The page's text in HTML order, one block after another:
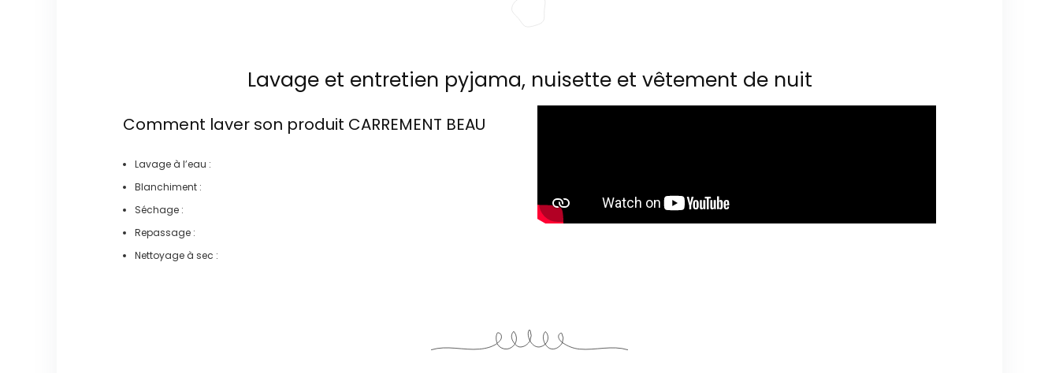
Lavage et entretien pyjama, nuisette et vêtement de nuit
Comment laver son produit CARREMENT BEAU
Lavage à l’eau :
Blanchiment :
Séchage :
Repassage :
Nettoyage à sec :